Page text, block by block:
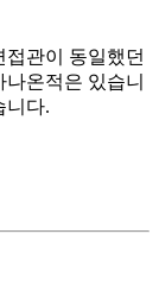
관이 동일했던
온적은 있습니
니다.